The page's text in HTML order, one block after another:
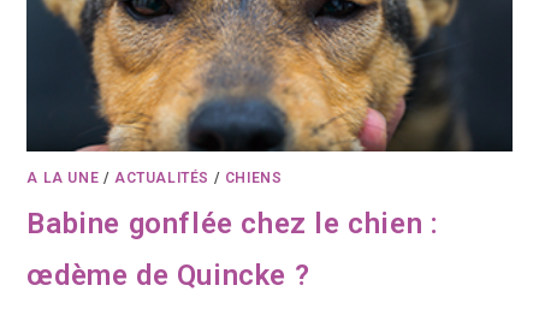
A LA UNE /ACTUALITÉS / CHIENS
Babine gonflée chez le chien :
œdème de Quincke ?